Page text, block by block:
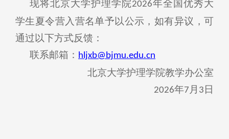
现将北京大学护理学院2026年全国优秀大
学生夏令营入营名单予以公示，如有异议，可
通过以下方式反馈：
联系邮箱： hljxb@bjmu.edu.cn
北京大学护理学院教学办公室
2026年7 月 3 日